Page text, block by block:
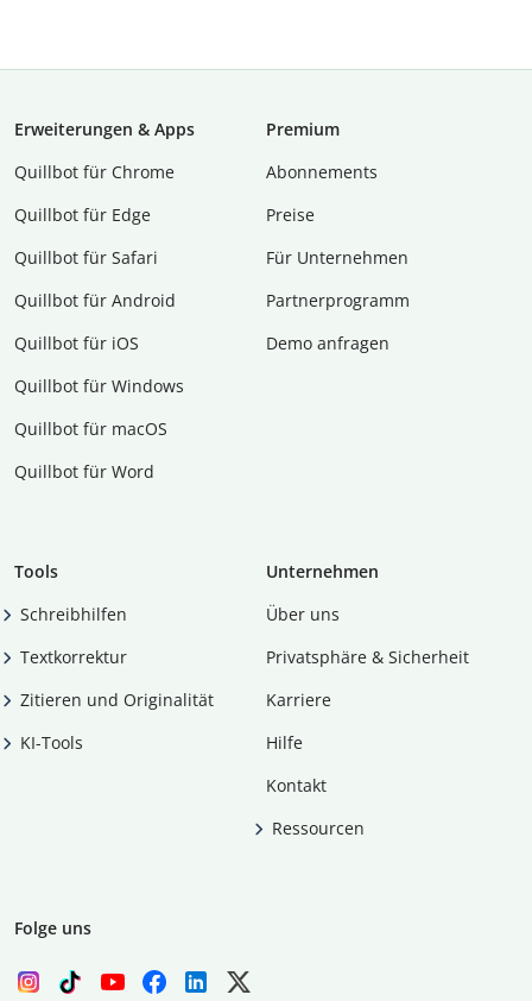
Erweiterungen & Apps
Quillbot für Chrome
Quillbot für Edge
Quillbot für Safari
Quillbot für Android
Quillbot für iOS
Quillbot für Windows
Quillbot für macOS
Quillbot für Word
Premium
Abon­ne­ments
Preise
Für Unternehmen
Partnerprogramm
Demo anfragen
Tools
Schreibhilfen
Textkorrektur
Zitieren und Originalität
KI-Tools
Unternehmen
Über uns
Privatsphäre & Sicherheit
Karriere
Hilfe
Kontakt
Ressourcen
Folge uns